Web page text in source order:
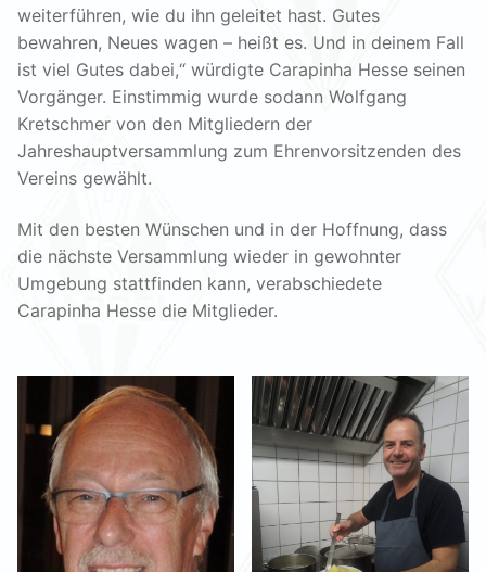
weiterführen, wie du ihn geleitet hast. Gutes
bewahren, Neues wagen – heißt es. Und in deinem Fall
ist viel Gutes dabei,“ würdigte Carapinha Hesse seinen
Vorgänger. Einstimmig wurde sodann Wolfgang
Kretschmer von den Mitgliedern der
Jahreshauptversammlung zum Ehrenvorsitzenden des
Vereins gewählt.
Mit den besten Wünschen und in der Hoffnung, dass
die nächste Versammlung wieder in gewohnter
Umgebung stattfinden kann, verabschiedete
Carapinha Hesse die Mitglieder.